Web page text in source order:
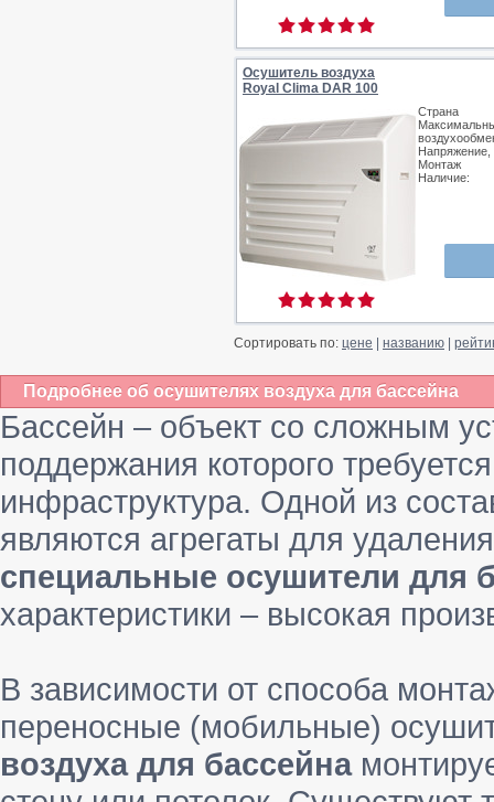
Осушитель воздуха
Royal Clima DAR 100
Страна
Напряжение,
Монтаж
Наличие:
Сортировать по: цене названию
Подробнее об осушителях воздуха для бассейна
Бассейн – объект со сложным
поддержания которого
инфраструктура. Одной из
являются агрегаты для
специальные осушители для
характеристики – высокая
В зависимости от способа
переносные (мобильные)
воздуха для бассейна